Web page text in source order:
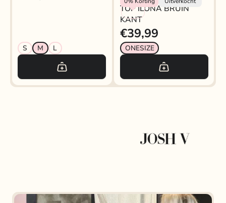
S M L
KANT
TOP ILONA BRUIN
KANT
€39,99
ONESIZE